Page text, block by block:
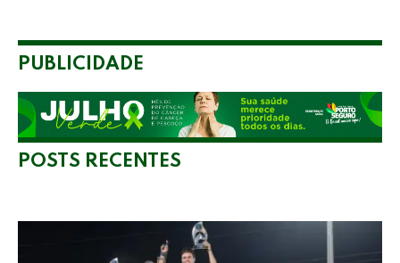
PUBLICIDADE
POSTS RECENTES